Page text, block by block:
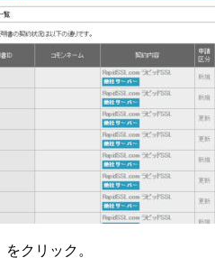
をクリック。